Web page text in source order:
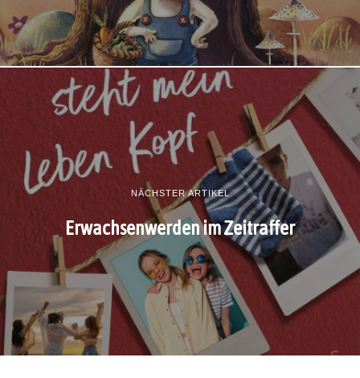
NÄCHSTER ARTIKEL
Erwachsenwerden im Zeitraffer